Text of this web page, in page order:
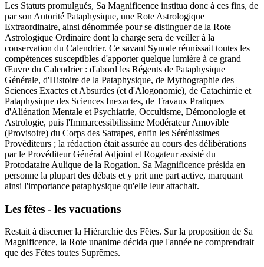
Les Statuts promulgués, Sa Magnificence institua donc à ces fins, de
par son Autorité Pataphysique, une Rote Astrologique
Extraordinaire, ainsi dénommée pour se distinguer de la Rote
Astrologique Ordinaire dont la charge sera de veiller à la
conservation du Calendrier. Ce savant Synode réunissait toutes les
compétences susceptibles d'apporter quelque lumière à ce grand
Œuvre du Calendrier : d'abord les Régents de Pataphysique
Générale, d'Histoire de la Pataphysique, de Mythographie des
Sciences Exactes et Absurdes (et d'Alogonomie), de Catachimie et
Pataphysique des Sciences Inexactes, de Travaux Pratiques
d'Aliénation Mentale et Psychiatrie, Occultisme, Démonologie et
Astrologie, puis l'Immarcessibilissime Modérateur Amovible
(Provisoire) du Corps des Satrapes, enfin les Sérénissimes
Provéditeurs ; la rédaction était assurée au cours des délibérations
par le Provéditeur Général Adjoint et Rogateur assisté du
Protodataire Aulique de la Rogation. Sa Magnificence présida en
personne la plupart des débats et y prit une part active, marquant
ainsi l'importance pataphysique qu'elle leur attachait.
Les fêtes - les vacuations
Restait à discerner la Hiérarchie des Fêtes. Sur la proposition de Sa
Magnificence, la Rote unanime décida que l'année ne comprendrait
que des Fêtes toutes Suprêmes.